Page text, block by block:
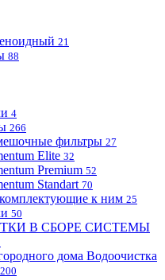
21
88
4
266
фильтры 27
Elite 32
Premium 52
Standart 70
к ним 25
50
СИСТЕМЫ
Водоочистка
200